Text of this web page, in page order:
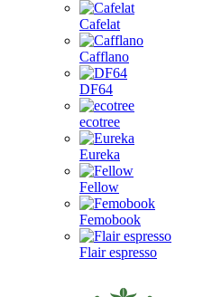
Cafelat
Cafflano
DF64
ecotree
Eureka
Fellow
Femobook
Flair espresso